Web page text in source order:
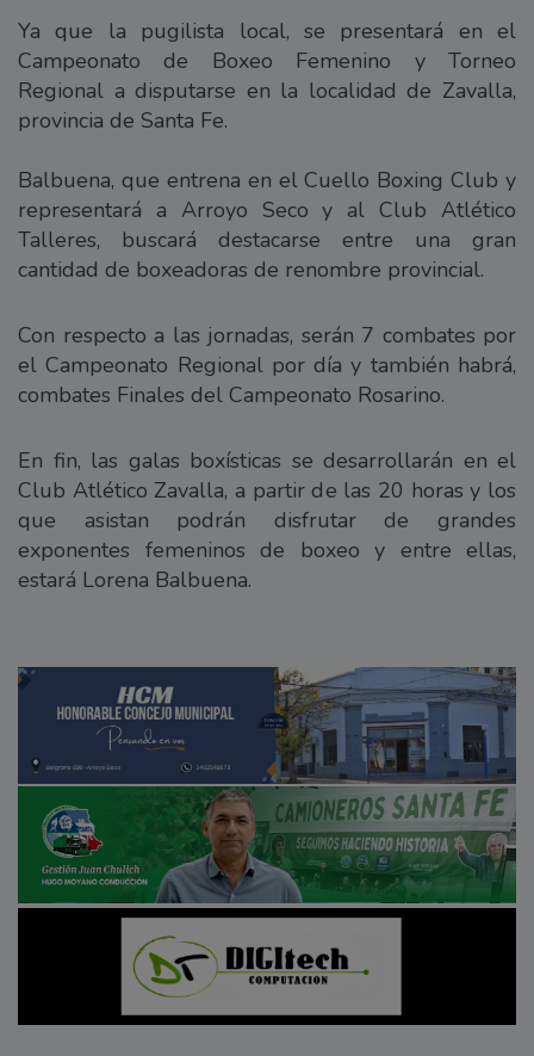
Ya que la pugilista local, se presentará en el
Campeonato de Boxeo Femenino y Torneo
Regional a disputarse en la localidad de Zavalla,
provincia de Santa Fe.
Balbuena, que entrena en el Cuello Boxing Club y
representará a Arroyo Seco y al Club Atlético
Talleres, buscará destacarse entre una gran
cantidad de boxeadoras de renombre provincial.
Con respecto a las jornadas, serán 7 combates por
el Campeonato Regional por día y también habrá,
combates Finales del Campeonato Rosarino.
En fin, las galas boxísticas se desarrollarán en el
Club Atlético Zavalla, a partir de las 20 horas y los
que asistan podrán disfrutar de grandes
exponentes femeninos de boxeo y entre ellas,
estará Lorena Balbuena.